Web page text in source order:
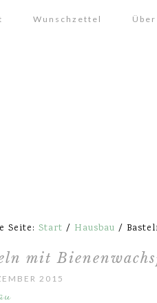
Wunschzettel
Seite: Start / Hausbau /
mit
2015